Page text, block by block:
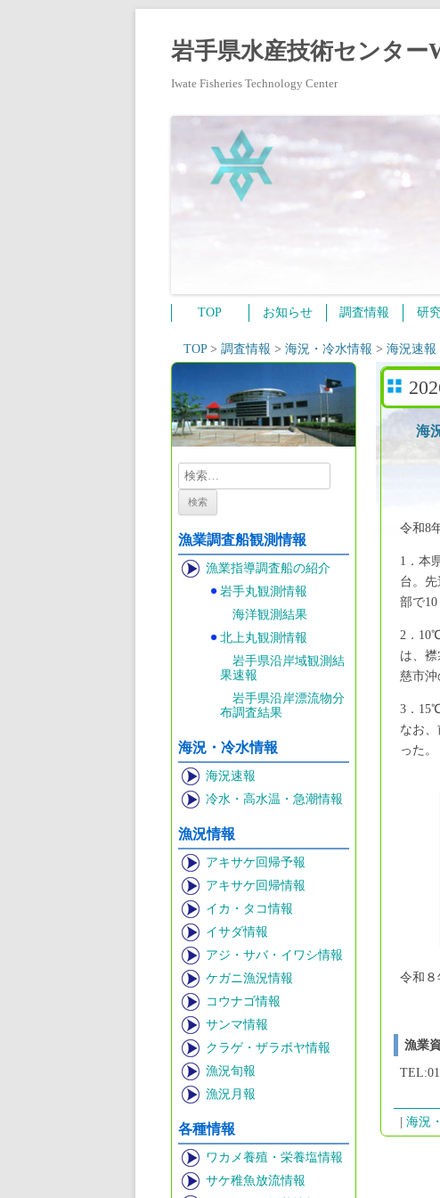
岩手県水産技術センター
Iwate Fisheries Technology Center
TOP お知らせ 調査情報 研
TOP> 調査情報 > 海況・冷水情報 > 海況速報
検
索:
漁業調査船観測情報
漁業指導調査船の紹介
岩手丸観測情報
海洋観測結果
北上丸観測情報
岩手県沿岸域観測結
果速報
岩手県沿岸漂流物分
布調査結果
海況・冷水情報
海況速報
冷水・高水温・急潮情報
漁況情報
アキサケ回帰予報
アキサケ回帰情報
イカ・タコ情報
イサダ情報
アジ・サバ・イワシ情報
ケガニ漁況情報
コウナゴ情報
サンマ情報
クラゲ・ザラボヤ情報
漁況旬報
漁況月報
各種情報
ワカメ養殖・栄養塩情報
サケ稚魚放流情報
海
令和8
1．本
台。
部で
2．
は、
慈市沖
3．
なお
った。
令和８
漁業
海況